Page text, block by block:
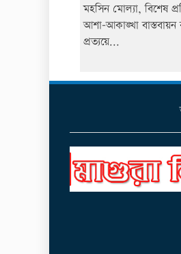
মহসিন মোল্যা, বিশেষ
আশা-আকাঙ্খা
প্রত্যয়ে...